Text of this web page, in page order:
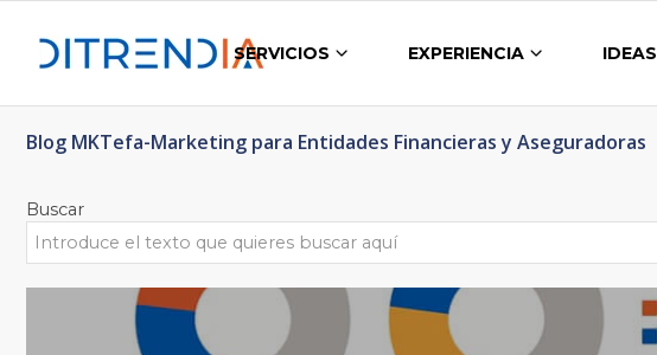
SERVICIOS EXPERIENCIA IDEAS
Blog MKTefa-Marketing para Entidades Financieras y Aseguradoras
Buscar